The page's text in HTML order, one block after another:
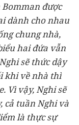
được
dành cho nhau
chung nhà,
hai đứa vẫn
sẽ thức dậy
khi về nhà thì
Vì vậy, Nghi sẽ
cả tuần Nghi và
là thực sự